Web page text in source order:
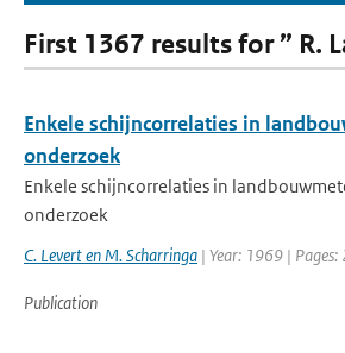
First 1367 results for ” R.
Enkele schijncorrelaties in
onderzoek
Enkele schijncorrelaties in
onderzoek
C. Levert en M. Scharringa | Year: 1969 | Pages:
Publication